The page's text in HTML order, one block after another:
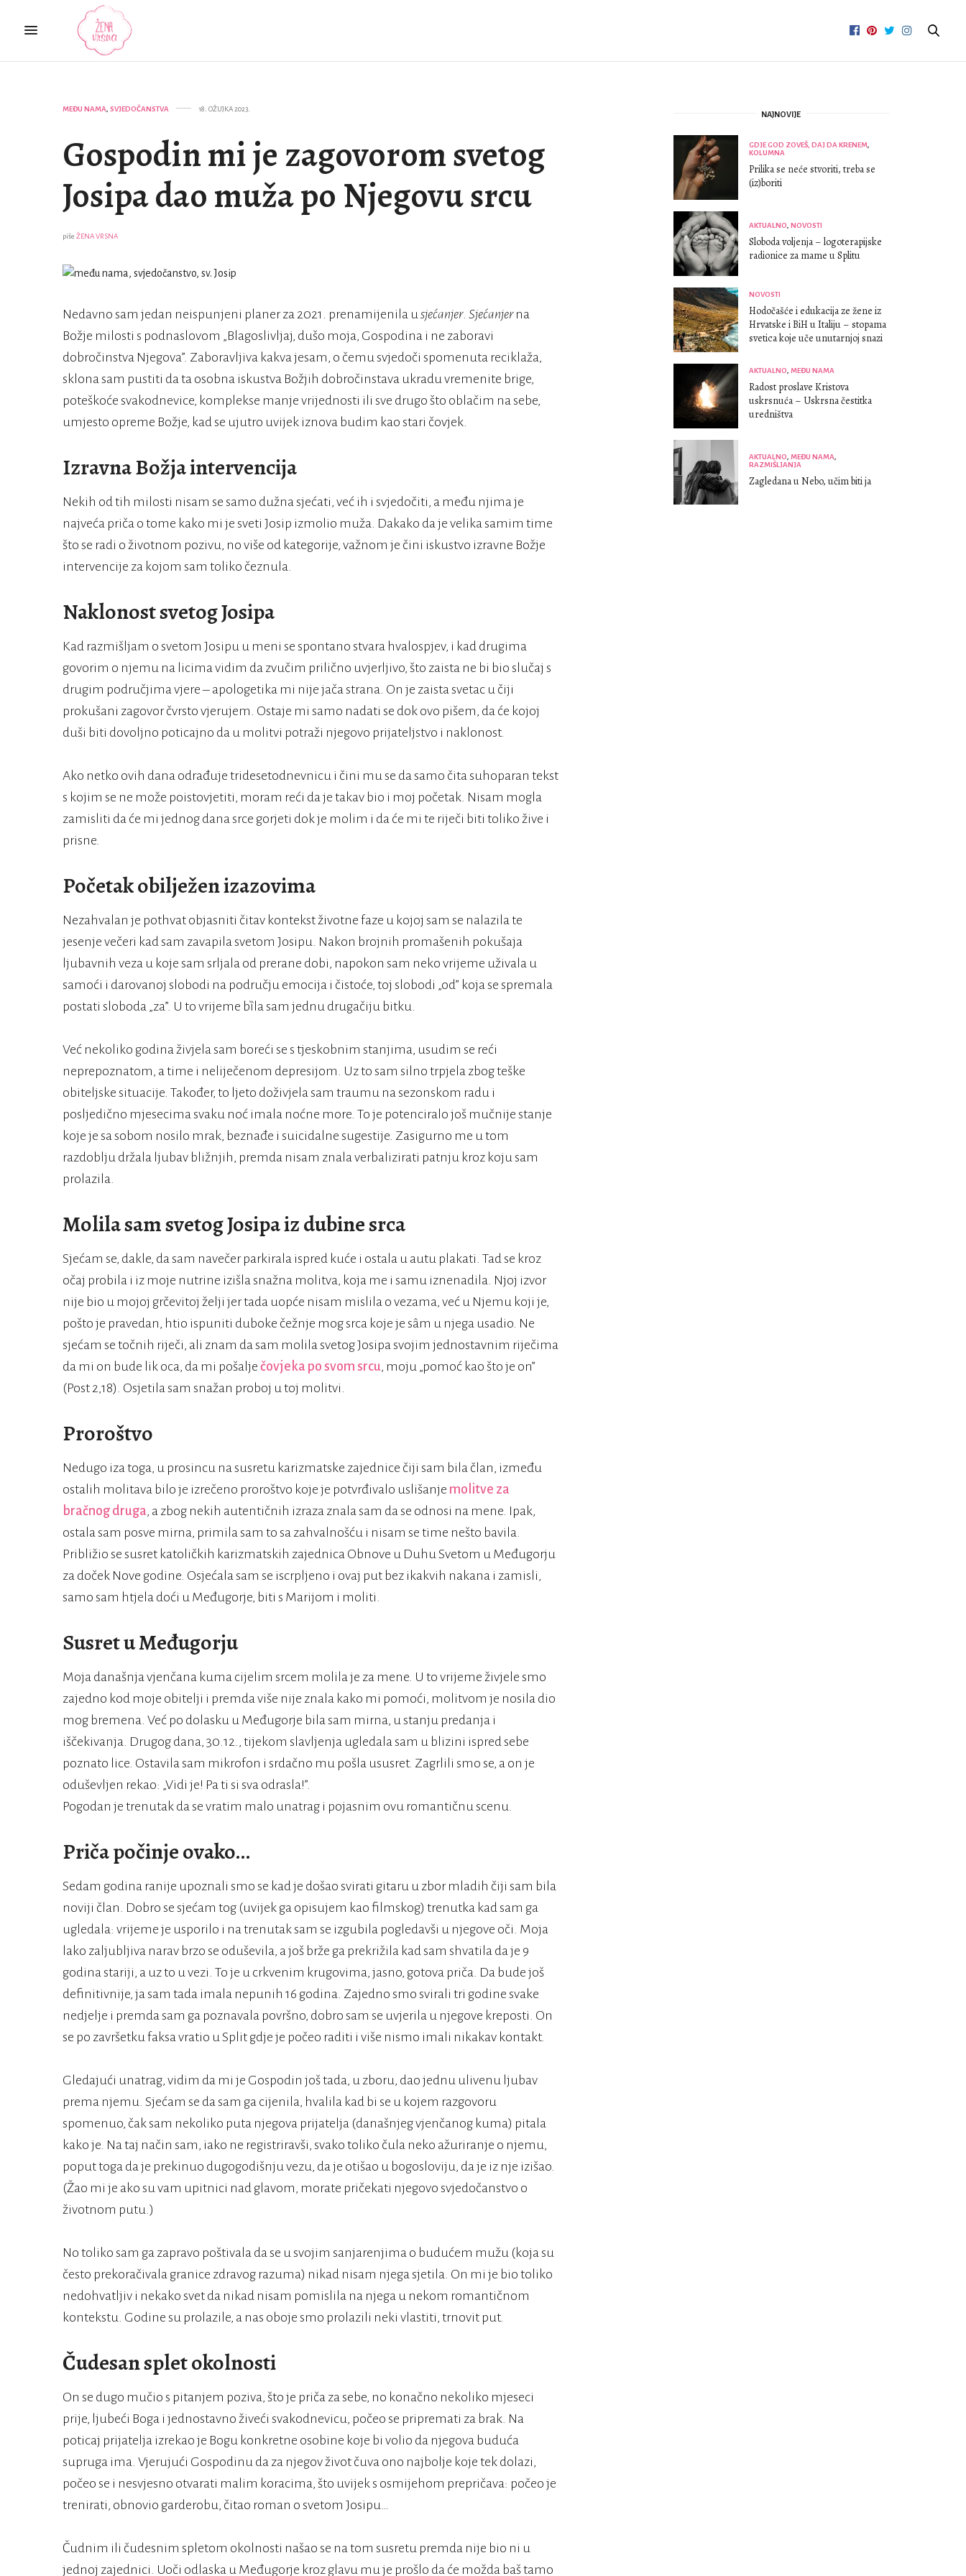
MEĐU NAMA, SVJEDOČANSTVA 18. OŽUJKA 2023.
Gospodin mi je zagovorom svetog
Josipa dao muža po Njegovu srcu
piše ŽENA VRSNA
Nedavno sam jedan neispunjeni planer za 2021. prenamijenila usjećanjer. Sjećanjerna
Božje milosti s podnaslovom „Blagoslivljaj, dušo moja, Gospodina i ne zaboravi
dobročinstva Njegova”. Zaboravljiva kakva jesam, o čemu svjedoči spomenuta reciklaža,
sklona sam pustiti da ta osobna iskustva Božjih dobročinstava ukradu vremenite brige,
poteškoće svakodnevice, komplekse manje vrijednosti ili sve drugo što oblačim na sebe,
umjesto opreme Božje, kad se ujutro uvijek iznova budim kao stari čovjek.
Izravna Božja intervencija
Nekih od tih milosti nisam se samo dužna sjećati, već ih i svjedočiti, a među njima je
najveća priča o tome kako mi je sveti Josip izmolio muža. Dakako da je velika samim time
što se radi o životnom pozivu, no više od kategorije, važnom je čini iskustvo izravne Božje
intervencije za kojom sam toliko čeznula.
Naklonost svetog Josipa
Kad razmišljam o svetom Josipu u meni se spontano stvara hvalospjev, i kad drugima
govorim o njemu na licima vidim da zvučim prilično uvjerljivo, što zaista ne bi bio slučaj s
drugim područjima vjere – apologetika mi nije jača strana. On je zaista svetac u čiji
prokušani zagovor čvrsto vjerujem. Ostaje mi samo nadati se dok ovo pišem, da će kojoj
duši biti dovoljno poticajno da u molitvi potraži njegovo prijateljstvo i naklonost.
Ako netko ovih dana odrađuje tridesetodnevnicu i čini mu se da samo čita suhoparan tekst
s kojim se ne može poistovjetiti, moram reći da je takav bio i moj početak. Nisam mogla
zamisliti da će mi jednog dana srce gorjeti dok je molim i da će mi te riječi biti toliko žive i
prisne.
Početak obilježen izazovima
Nezahvalan je pothvat objasniti čitav kontekst životne faze u kojoj sam se nalazila te
jesenje večeri kad sam zavapila svetom Josipu. Nakon brojnih promašenih pokušaja
ljubavnih veza u koje sam srljala od prerane dobi, napokon sam neko vrijeme uživala u
samoći i darovanoj slobodi na području emocija i čistoće, toj slobodi „od” koja se spremala
postati sloboda „za”. U to vrijeme bȉla sam jednu drugačiju bitku.
Već nekoliko godina živjela sam boreći se s tjeskobnim stanjima, usudim se reći
neprepoznatom, a time i neliječenom depresijom. Uz to sam silno trpjela zbog teške
obiteljske situacije. Također, to ljeto doživjela sam traumu na sezonskom radu i
posljedično mjesecima svaku noć imala noćne more. To je potenciralo još mučnije stanje
koje je sa sobom nosilo mrak, beznađe i suicidalne sugestije. Zasigurno me u tom
razdoblju držala ljubav bližnjih, premda nisam znala verbalizirati patnju kroz koju sam
prolazila.
Molila sam svetog Josipa iz dubine srca
Sjećam se, dakle, da sam navečer parkirala ispred kuće i ostala u autu plakati. Tad se kroz
očaj probila i iz moje nutrine izišla snažna molitva, koja me i samu iznenadila. Njoj izvor
nije bio u mojoj grčevitoj želji jer tada uopće nisam mislila o vezama, već u Njemu koji je,
pošto je pravedan, htio ispuniti duboke čežnje mog srca koje je sâm u njega usadio. Ne
sjećam se točnih riječi, ali znam da sam molila svetog Josipa svojim jednostavnim riječima
da mi on bude lik oca, da mi pošalje čovjeka po svom srcu, moju „pomoć kao što je on”
(Post 2,18). Osjetila sam snažan proboj u toj molitvi.
Proroštvo
Nedugo iza toga, u prosincu na susretu karizmatske zajednice čiji sam bila član, između
ostalih molitava bilo je izrečeno proroštvo koje je potvrđivalo uslišanje molitve za
bračnog druga, a zbog nekih autentičnih izraza znala sam da se odnosi na mene. Ipak,
ostala sam posve mirna, primila sam to sa zahvalnošću i nisam se time nešto bavila.
Približio se susret katoličkih karizmatskih zajednica Obnove u Duhu Svetom u Međugorju
za doček Nove godine. Osjećala sam se iscrpljeno i ovaj put bez ikakvih nakana i zamisli,
samo sam htjela doći u Međugorje, biti s Marijom i moliti.
Susret u Međugorju
Moja današnja vjenčana kuma cijelim srcem molila je za mene. U to vrijeme živjele smo
zajedno kod moje obitelji i premda više nije znala kako mi pomoći, molitvom je nosila dio
mog bremena. Već po dolasku u Međugorje bila sam mirna, u stanju predanja i
iščekivanja. Drugog dana, 30.12., tijekom slavljenja ugledala sam u blizini ispred sebe
poznato lice. Ostavila sam mikrofon i srdačno mu pošla ususret. Zagrlili smo se, a on je
oduševljen rekao: „Vidi je! Pa ti si sva odrasla!”.
Pogodan je trenutak da se vratim malo unatrag i pojasnim ovu romantičnu scenu.
Priča počinje ovako…
Sedam godina ranije upoznali smo se kad je došao svirati gitaru u zbor mladih čiji sam bila
noviji član. Dobro se sjećam tog (uvijek ga opisujem kao filmskog) trenutka kad sam ga
ugledala: vrijeme je usporilo i na trenutak sam se izgubila pogledavši u njegove oči. Moja
lako zaljubljiva narav brzo se oduševila, a još brže ga prekrižila kad sam shvatila da je 9
godina stariji, a uz to u vezi. To je u crkvenim krugovima, jasno, gotova priča. Da bude još
definitivnije, ja sam tada imala nepunih 16 godina. Zajedno smo svirali tri godine svake
nedjelje i premda sam ga poznavala površno, dobro sam se uvjerila u njegove kreposti. On
se po završetku faksa vratio u Split gdje je počeo raditi i više nismo imali nikakav kontakt.
Gledajući unatrag, vidim da mi je Gospodin još tada, u zboru, dao jednu ulivenu ljubav
prema njemu. Sjećam se da sam ga cijenila, hvalila kad bi se u kojem razgovoru
spomenuo, čak sam nekoliko puta njegova prijatelja (današnjeg vjenčanog kuma) pitala
kako je. Na taj način sam, iako ne registriravši, svako toliko čula neko ažuriranje o njemu,
poput toga da je prekinuo dugogodišnju vezu, da je otišao u bogosloviju, da je iz nje izišao.
(Žao mi je ako su vam upitnici nad glavom, morate pričekati njegovo svjedočanstvo o
životnom putu.)
No toliko sam ga zapravo poštivala da se u svojim sanjarenjima o budućem mužu (koja su
često prekoračivala granice zdravog razuma) nikad nisam njega sjetila. On mi je bio toliko
nedohvatljiv i nekako svet da nikad nisam pomislila na njega u nekom romantičnom
kontekstu. Godine su prolazile, a nas oboje smo prolazili neki vlastiti, trnovit put.
Čudesan splet okolnosti
On se dugo mučio s pitanjem poziva, što je priča za sebe, no konačno nekoliko mjeseci
prije, ljubeći Boga i jednostavno živeći svakodnevicu, počeo se pripremati za brak. Na
poticaj prijatelja izrekao je Bogu konkretne osobine koje bi volio da njegova buduća
supruga ima. Vjerujući Gospodinu da za njegov život čuva ono najbolje koje tek dolazi,
počeo se i nesvjesno otvarati malim koracima, što uvijek s osmijehom prepričava: počeo je
trenirati, obnovio garderobu, čitao roman o svetom Josipu…
Čudnim ili čudesnim spletom okolnosti našao se na tom susretu premda nije bio ni u
jednoj zajednici. Uoči odlaska u Međugorje kroz glavu mu je prošlo da će možda baš tamo
NAJNOVIJE
GDJE GOD ZOVEŠ, DAJ DA KRENEM,
KOLUMNA
Prilika se neće stvoriti, treba se
(iz)boriti
AKTUALNO, NOVOSTI
Sloboda voljenja – logoterapijske
radionice za mame u Splitu
NOVOSTI
Hodočašće i edukacija ze žene iz
Hrvatske i BiH u Italiju – stopama
svetica koje uče unutarnjoj snazi
AKTUALNO, MEĐU NAMA
Radost proslave Kristova
uskrsnuća – Uskrsna čestitka
uredništva
AKTUALNO, MEĐU NAMA,
RAZMIŠLJANJA
Zagledana u Nebo, učim biti ja